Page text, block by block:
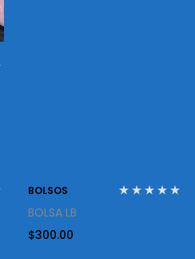
BOLSOS
BOLSA LB
$300.00